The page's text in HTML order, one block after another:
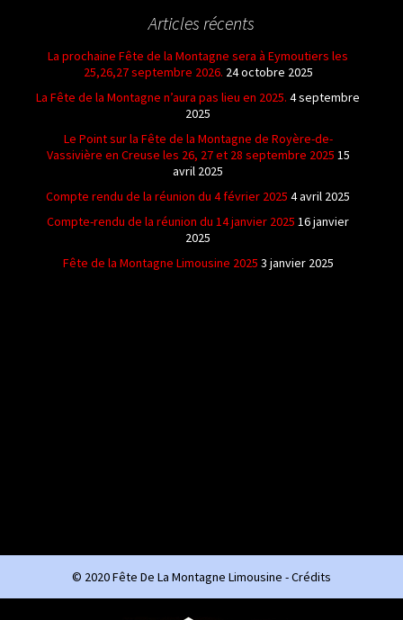
Articles récents
La prochaine Fête de la Montagne sera à Eymoutiers les
25,26,27 septembre 2026. 24 octobre 2025
La Fête de la Montagne n’aura pas lieu en 2025. 4 septembre
2025
Le Point sur la Fête de la Montagne de Royère-de-
Vassivière en Creuse les 26, 27 et 28 septembre 2025 15
avril 2025
Compte rendu de la réunion du 4 février 2025 4 avril 2025
Compte-rendu de la réunion du 14 janvier 2025 16 janvier
2025
Fête de la Montagne Limousine 2025 3 janvier 2025
© 2020 Fête De La Montagne Limousine -Crédits